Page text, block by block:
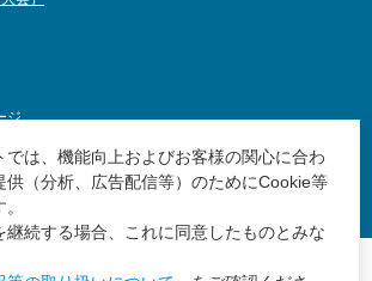
では、機能向上およびお客様の関心に合わ
供（分析、広告配信等）のためにCookie等
継続する場合、これに同意したものとみな
ジ